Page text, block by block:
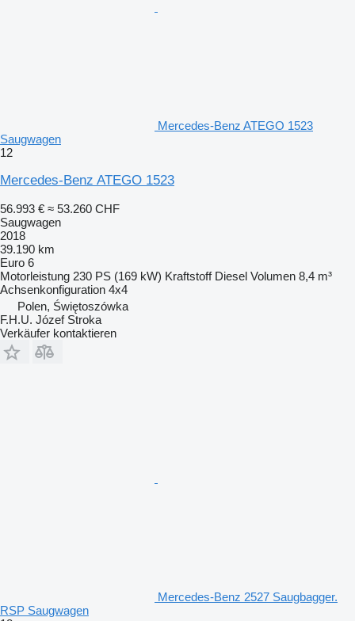
Mercedes-Benz ATEGO 1523
Saugwagen
12
Mercedes-Benz ATEGO 1523
56.993 € ≈ 53.260 CHF
Saugwagen
2018
39.190 km
Euro 6
Motorleistung 230 PS (169 kW) Kraftstoff Diesel Volumen 8,4 m³
Achsenkonfiguration 4x4
Polen, Świętoszówka
F.H.U. Józef Stroka
Verkäufer kontaktieren
Mercedes-Benz 2527 Saugbagger.
RSP Saugwagen